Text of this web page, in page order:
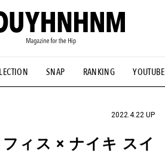
SNAP RANKING YOUTUBE
#NEW VINTAGE #マイナーグッド図鑑
#ととけん #FASHION #MUSIC
2022.4.22 UP
ィス × ナイキ スイ